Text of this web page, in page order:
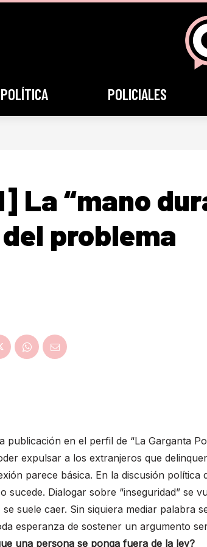
POLÍTICA POLICIALES
La “mano
problema
publicación en el perfil de “La Garganta
expulsar a los extranjeros que
parece básica. En la discusión política
sucede. Dialogar sobre “inseguridad” se
suele caer. Sin siquiera mediar palabra
esperanza de sostener un argumento
una persona se ponga fuera de la ley?